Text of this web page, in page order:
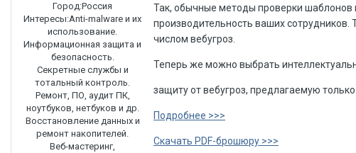
Город:Россия
Интересы:Anti-malware и их
использование.
Информационная защита и
безопасность.
Секретные службы и
тотальный контроль.
Ремонт, ПО, аудит ПК,
ноутбуков, нетбуков и др.
Восстановление данных и
ремонт накопителей.
Веб-мастеринг,
Так, обычные методы проверки
производительность ваших
числом веб­угроз.
Теперь же можно выбрать
защиту от веб­угроз, предлагаемую
Подробнее >>>
Скачать PDF-брошюру >>>